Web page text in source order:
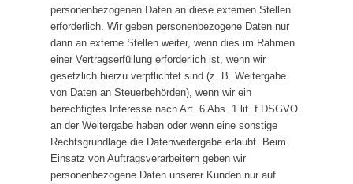
personenbezogenen Daten an diese externen Stellen
erforderlich. Wir geben personenbezogene Daten nur
dann an externe Stellen weiter, wenn dies im Rahmen
einer Vertragserfüllung erforderlich ist, wenn wir
gesetzlich hierzu verpflichtet sind (z. B. Weitergabe
von Daten an Steuerbehörden), wenn wir ein
berechtigtes Interesse nach Art. 6 Abs. 1 lit. f DSGVO
an der Weitergabe haben oder wenn eine sonstige
Rechtsgrundlage die Datenweitergabe erlaubt. Beim
Einsatz von Auftragsverarbeitern geben wir
personenbezogene Daten unserer Kunden nur auf